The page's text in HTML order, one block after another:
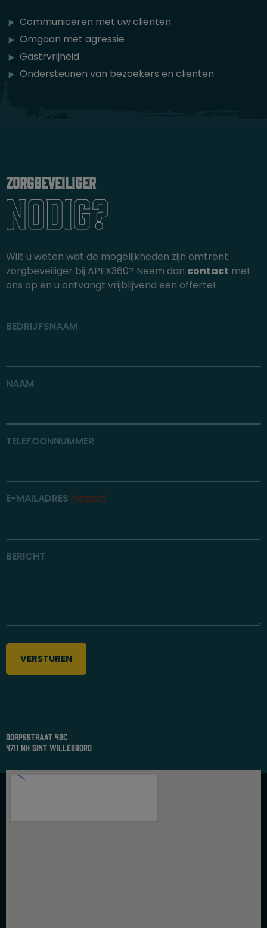
Communiceren met uw cliënten
Omgaan met agressie
Gastrvrijheid
Ondersteunen van bezoekers en cliënten
Zorgbeveiliger
nodig?
Wilt u weten wat de mogelijkheden zijn omtrent
zorgbeveiliger bij APEX360? Neem dan contact met
ons op en u ontvangt vrijblijvend een offerte!
BEDRIJFSNAAM
NAAM
TELEFOONNUMMER
E-MAILADRES (VEREIST)
BERICHT
Dorpsstraat 42c
4711 nh sint willebrord